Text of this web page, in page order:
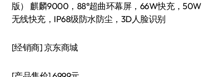
版） 麒麟9000，88°超曲环幕屏，66W快充，50W
无线快充，IP68级防水防尘，3D人脸识别
[经销商]京东商城